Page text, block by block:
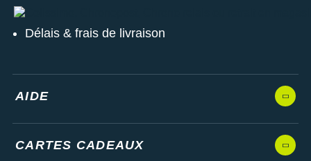
Colissimo, Chronopost, Chrono relais ou retrait en magasin
Délais & frais de livraison
AIDE
CARTES CADEAUX